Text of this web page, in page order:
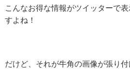
こんなお得な情報がツイッターで
すよね！
だけど、それが牛角の画像が張り